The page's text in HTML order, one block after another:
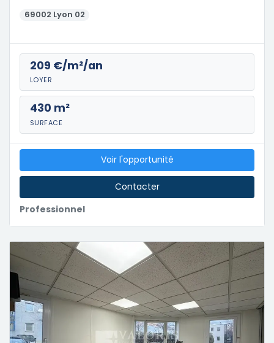
69002 Lyon 02
209 €/m²/an
LOYER
430 m²
SURFACE
Professionnel
Voir l'opportunité
Contacter